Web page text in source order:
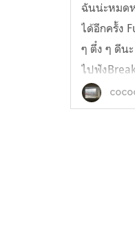
ฉันน่ะหมด
ได้อีกครั้ง
ๆ ตึ๋ง ๆ ดีน
ไปฟัง
ติดตามเพ